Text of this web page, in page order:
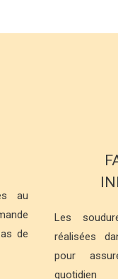
au
de
Les
réalisées
pour
quotidien